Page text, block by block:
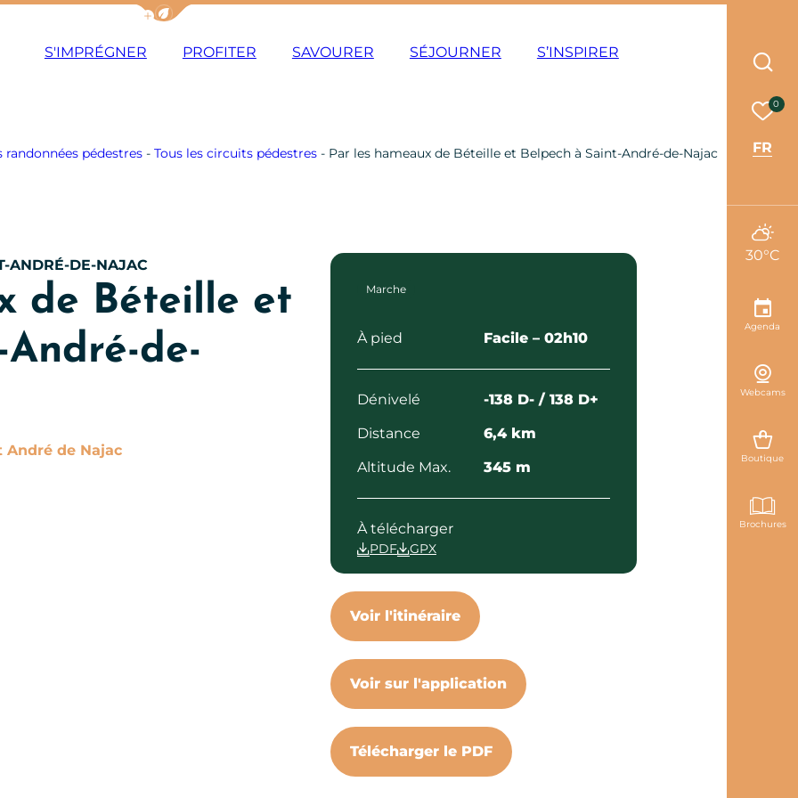
Afficher la barre de navigation du mode éco
S'IMPRÉGNER PROFITER SAVOURER SÉJOURNER S’INSPIRER
randonnées pédestres - Tous les circuits pédestres - Par les hameaux de Béteille et Belpech à Saint-André-de-Najac
0
FR
30°C
Agenda
Webcams
Boutique
Brochures
ANDRÉ-DE-NAJAC
de Béteille et
de-
à Saint André de Najac
Marche
À pied Facile – 02h10
Dénivelé
-138 D- / 138 D+
Distance
6,4 km
Altitude Max.
345 m
À télécharger
PDF GPX
Voir l'itinéraire
Voir sur l'application
Télécharger le PDF